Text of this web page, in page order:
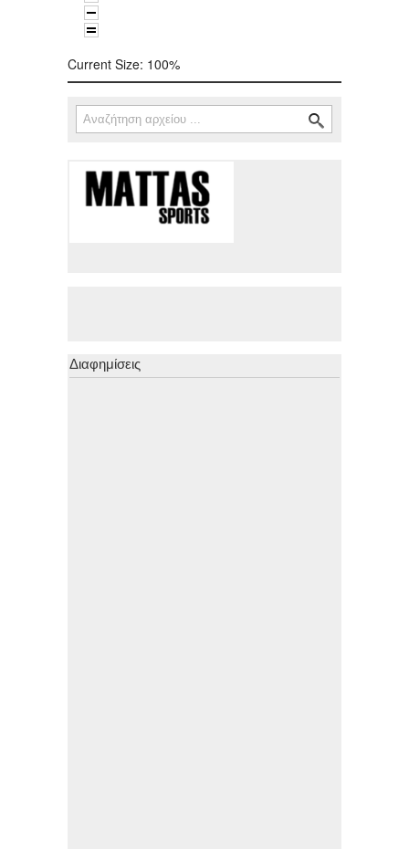
Current Size: 100%
Φόρμα αναζήτησης
Αναζήτηση
Διαφημίσεις